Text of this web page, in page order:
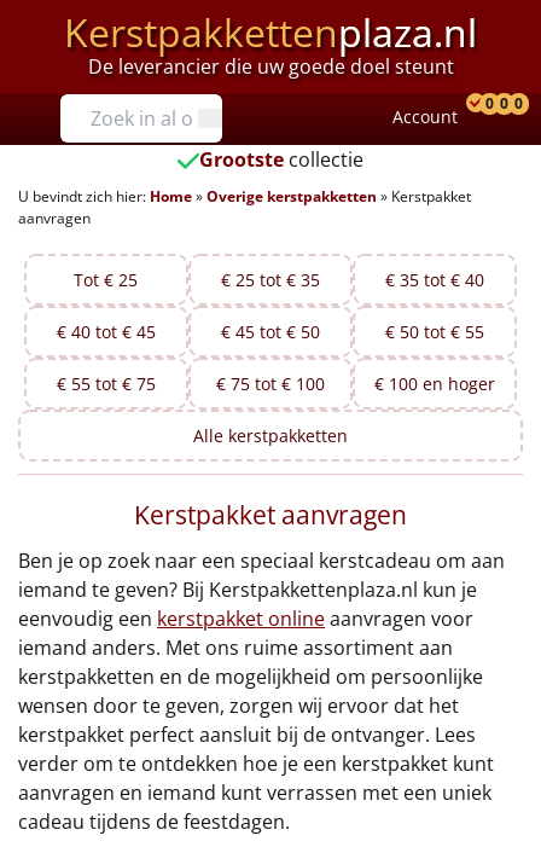
Kerstpakkettenplaza.nl
De leverancier die uw goede doel steunt
Prijzen
Tot €25
€25 tot €35
€35 tot €40
€40 tot €45
€45 tot €50
€50 tot €55
€75 tot €100
€100 en hoger
Alle kerstpakketten 2026
Thema
Origineel
Rituals
Account
0 0 0
Grootste collectie
U bevindt zich hier: Home»Overige kerstpakketten » Kerstpakket
aanvragen
Tot € 25 € 25 tot € 35 € 35 tot € 40
€ 40 tot € 45 € 45 tot € 50 € 50 tot € 55
€ 55 tot € 75 € 75 tot € 100 € 100 en hoger
Alle kerstpakketten
Kerstpakket aanvragen
Ben je op zoek naar een speciaal kerstcadeau om aan
iemand te geven? Bij Kerstpakkettenplaza.nl kun je
eenvoudig een kerstpakket onlineaanvragen voor
iemand anders. Met ons ruime assortiment aan
kerstpakketten en de mogelijkheid om persoonlijke
wensen door te geven, zorgen wij ervoor dat het
kerstpakket perfect aansluit bij de ontvanger. Lees
verder om te ontdekken hoe je een kerstpakket kunt
aanvragen en iemand kunt verrassen met een uniek
cadeau tijdens de feestdagen.